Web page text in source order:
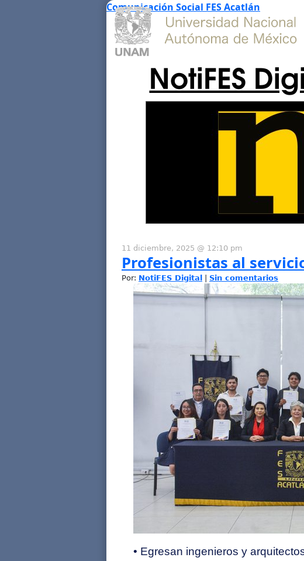
Comunicación Social FES Acatlán
NotiFES
11 diciembre, 2025 @ 12:10 pm
Profesionistas al
Por: NotiFES Digital Sin comentarios
• Egresan ingenieros y